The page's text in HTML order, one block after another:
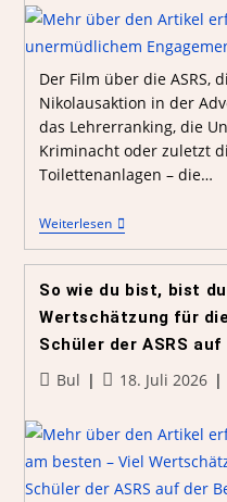
Der Film über die ASRS,
Nikolausaktion in der
das Lehrerranking, die
Kriminacht oder zuletzt
Toilettenanlagen – die…
Weiterlesen
So wie du bist, bist
Wertschätzung für
Schüler der ASRS
Bul 18. Juli 2026